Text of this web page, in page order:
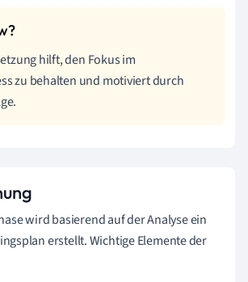
hilft, den Fokus im
zu behalten und motiviert durch
wird basierend auf der Analyse ein
erstellt. Wichtige Elemente der